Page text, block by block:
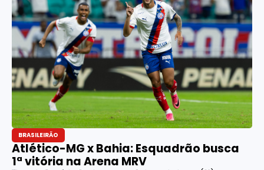
BRASILEIRÃO
Atlético-MG x Bahia: Esquadrão busca
1ª vitória na Arena MRV